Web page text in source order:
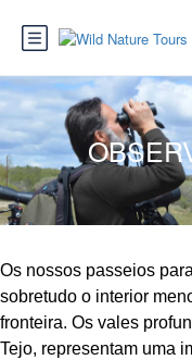
Os nossos passeios
sobretudo o interior
fronteira. Os vales
Tejo, representam uma